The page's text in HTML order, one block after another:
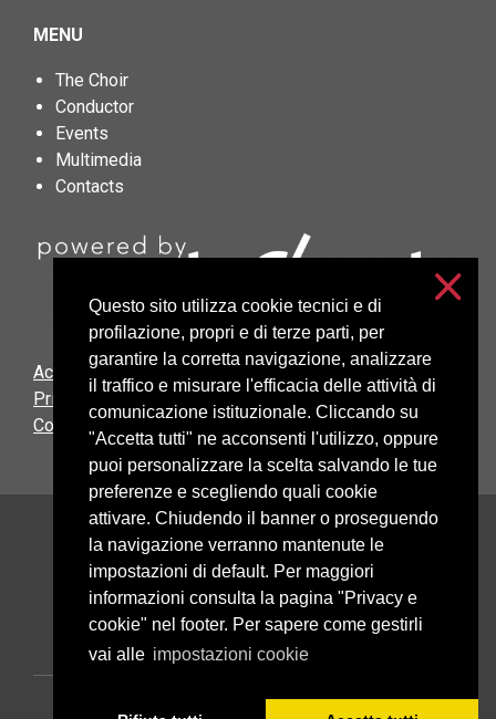
Questo sito utilizza cookie tecnici e di
profilazione, propri e di terze parti, per
garantire la corretta navigazione, analizzare
il traffico e misurare l'efficacia delle attività di
comunicazione istituzionale. Cliccando su
"Accetta tutti" ne acconsenti l'utilizzo, oppure
puoi personalizzare la scelta salvando le tue
preferenze e scegliendo quali cookie
attivare. Chiudendo il banner o proseguendo
la navigazione verranno mantenute le
impostazioni di default. Per maggiori
informazioni consulta la pagina "Privacy e
cookie" nel footer. Per sapere come gestirli
vai alle impostazioni cookie
MENU
The Choir
Conductor
Events
Multimedia
Contacts
Accessibilità
Privacy and cookies
Cookie settings
Università degli Studi di Milano
Via Festa del Perdono, 7 - 20122 Milano
Posta Elettronica Certificata